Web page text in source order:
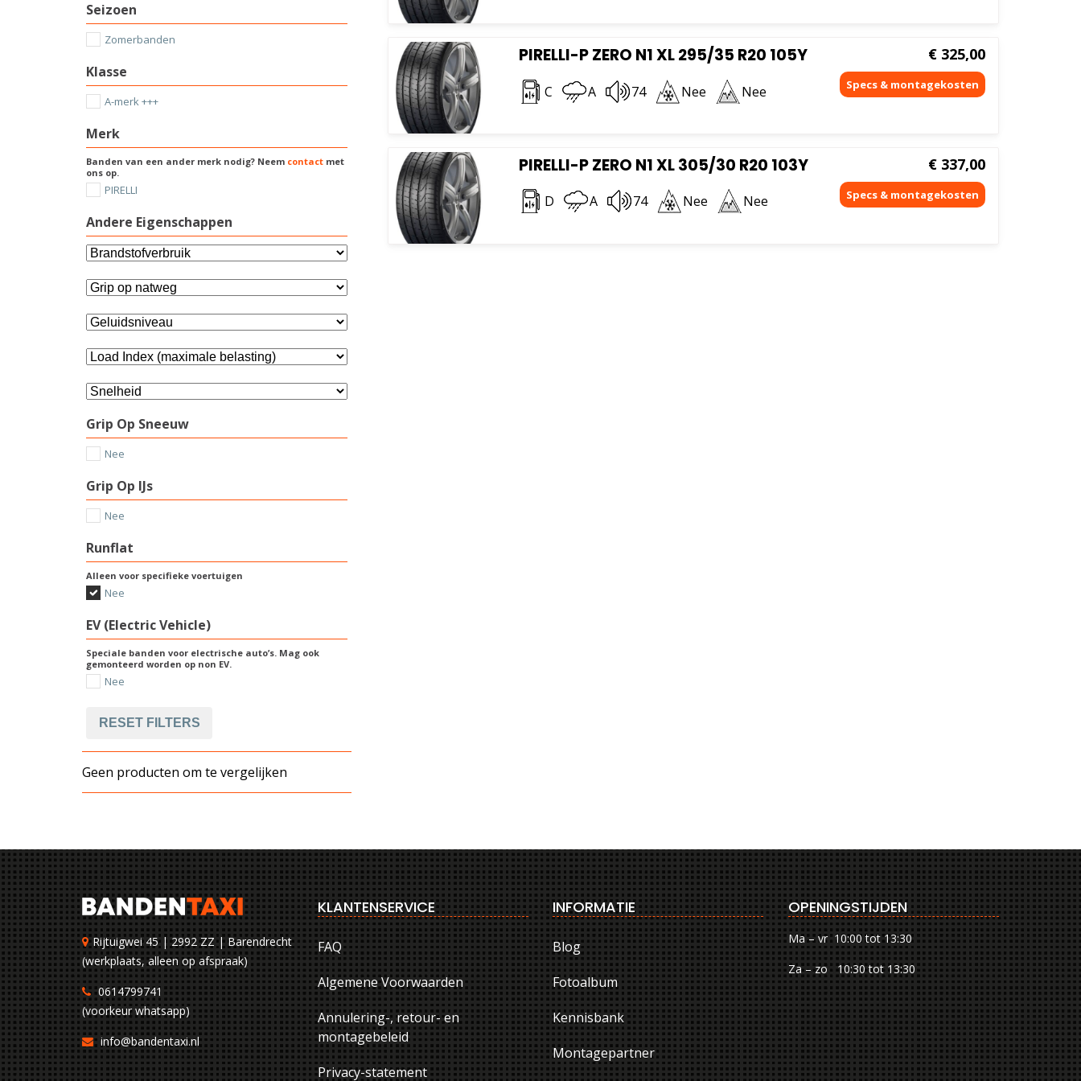
PIRELLI-P ZERO N1 XL 295/35 R20 105Y
C A 74 Nee Nee
€ 325,00
PIRELLI-P ZERO N1 XL 305/30 R20 103Y
D A 74 Nee Nee
€ 337,00
Seizoen
Zomerbanden
Klasse
A-merk +++
Merk
Banden van een ander merk nodig? Neem contact met
ons op.
PIRELLI
Andere Eigenschappen
Grip Op Sneeuw
Nee
Grip Op IJs
Nee
Runflat
Alleen voor specifieke voertuigen
Nee
EV (Electric Vehicle)
Speciale banden voor electrische auto’s. Mag ook
gemonteerd worden op non EV.
Nee
RESET FILTERS
Geen producten om te vergelijken
Rijtuigwei 45 | 2992 ZZ | Barendrecht
(werkplaats, alleen op afspraak)
0614799741
(voorkeur whatsapp)
info@bandentaxi.nl
KLANTENSERVICE
FAQ
Algemene Voorwaarden
Annulering-, retour- en
montagebeleid
Privacy-statement
INFORMATIE
Blog
Fotoalbum
Kennisbank
Montagepartner
OPENINGSTIJDEN
Ma – vr 10:00 tot 13:30
Za – zo 10:30 tot 13:30